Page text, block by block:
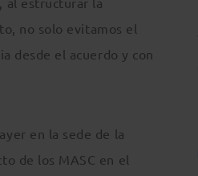
no solo evitamos el
desde el acuerdo y con
en la sede de la
de los MASC en el